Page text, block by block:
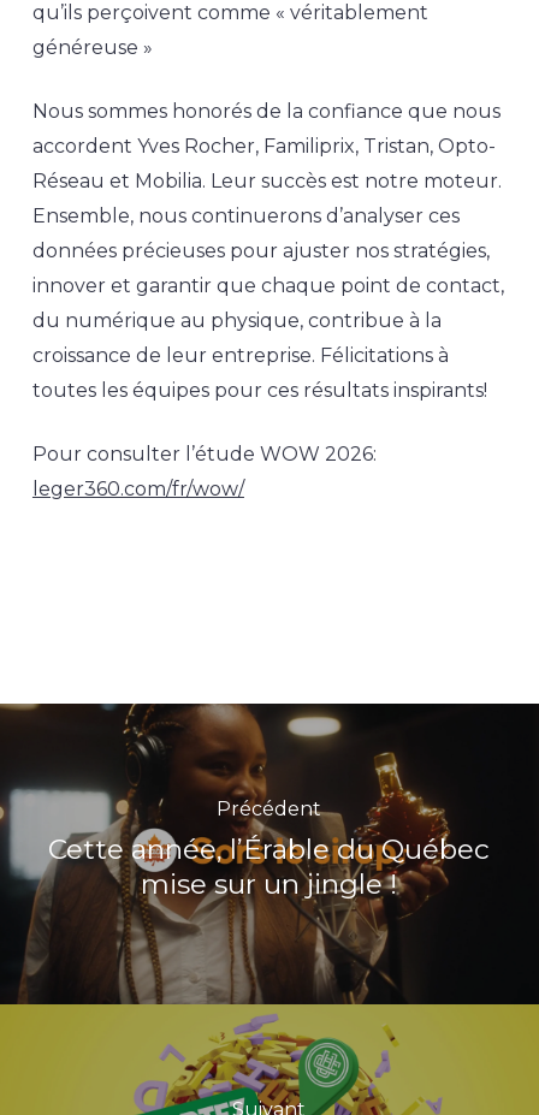
qu’ils perçoivent comme « véritablement
généreuse »
Nous sommes honorés de la confiance que nous
accordent Yves Rocher, Familiprix, Tristan, Opto-
Réseau et Mobilia. Leur succès est notre moteur.
Ensemble, nous continuerons d’analyser ces
données précieuses pour ajuster nos stratégies,
innover et garantir que chaque point de contact,
du numérique au physique, contribue à la
croissance de leur entreprise. Félicitations à
toutes les équipes pour ces résultats inspirants!
Pour consulter l’étude WOW 2026:
leger360.com/fr/wow/
Précédent
Cette année, l’Érable du Québec
mise sur un jingle !
Suivant